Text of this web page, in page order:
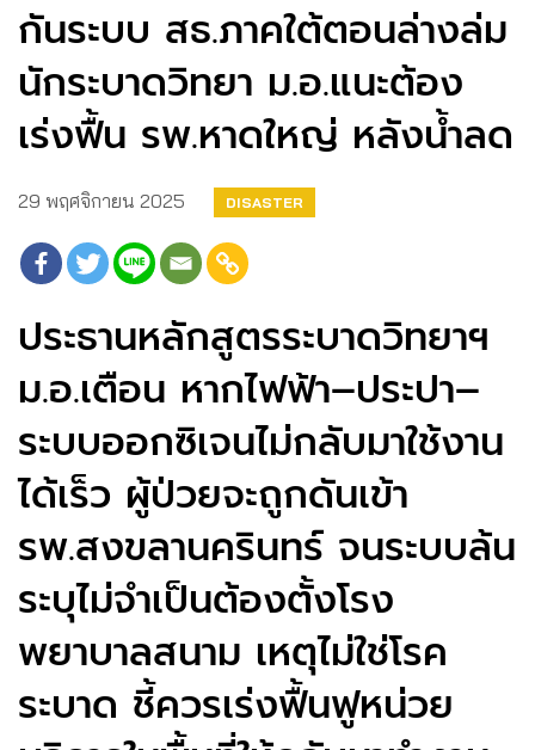
กันระบบ สธ.ภาคใต้ตอนล่างล่ม
นักระบาดวิทยา ม.อ.แนะต้อง
เร่งฟื้น รพ.หาดใหญ่ หลังน้ำลด
29 พฤศจิกายน 2025 DISASTER
ประธานหลักสูตรระบาดวิทยาฯ
ม.อ.เตือน หากไฟฟ้า–ประปา–
ระบบออกซิเจนไม่กลับมาใช้งาน
ได้เร็ว ผู้ป่วยจะถูกดันเข้า
รพ.สงขลานครินทร์ จนระบบล้น
ระบุไม่จำเป็นต้องตั้งโรง
พยาบาลสนาม เหตุไม่ใช่โรค
ระบาด ชี้ควรเร่งฟื้นฟูหน่วย